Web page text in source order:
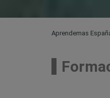
Aprendemas